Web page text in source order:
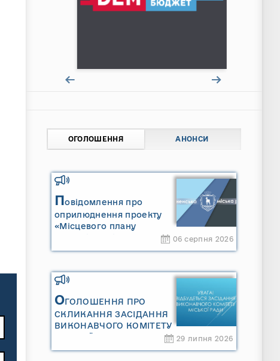
ОГОЛОШЕННЯ АНОНСИ
Повідомлення про
оприлюднення проекту
«Місцевого плану
Сарненської міської
та «Звіту про стратегічну
екологічну оцінку
«Місцевого плану
управління відходами
Сарненської міської
територіальної громади»
06 серпня 2026
ОГОЛОШЕННЯ ПРО
СКЛИКАННЯ ЗАСІДАННЯ
ВИКОНАВЧОГО КОМІТЕТУ
МІСЬКОЇ РАДИ
29 липня 2026